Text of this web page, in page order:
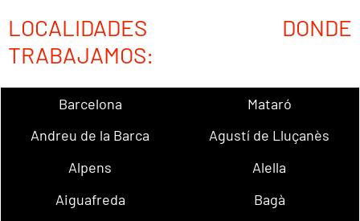
LOCALIDADES DONDE
TRABAJAMOS:
Barcelona
Mataró
Andreu de la Barca
Agustí de Lluçanès
Alpens
Alella
Aiguafreda
Bagà